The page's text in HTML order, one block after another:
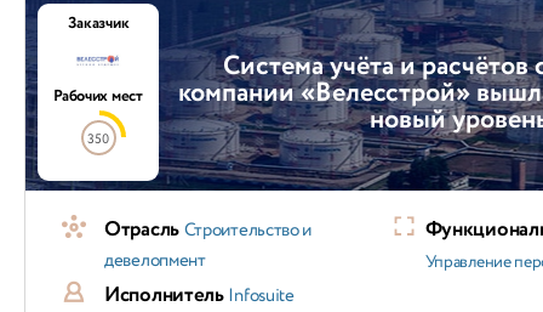
Система учёта и расчётов
компании «Велесстрой»
новый
Заказчик
Рабочих мест
350
ОтрасльСтроительство и
девелопмент
ИсполнительInfosuite
Управление